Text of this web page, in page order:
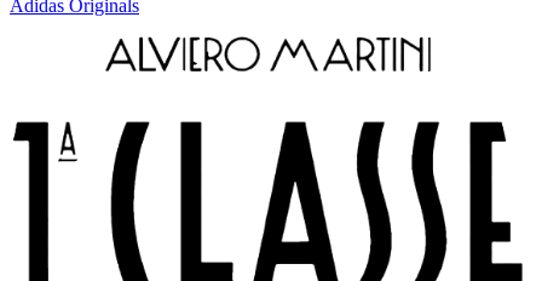
Adidas Originals